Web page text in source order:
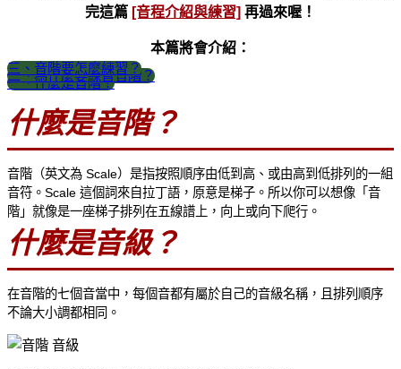
完這篇 [音程介紹與練習] 再過來喔！
本篇將會介紹：
一、什麼是音階？
二、為什麼要練習音階？
三、音階要怎麼練習？
什麼是音階？
音階（英文為 Scale）是指按照順序由低到高、或由高到低排列的一組
音符。Scale 這個詞來自拉丁語，原意是梯子。所以你可以想像「音
階」就像是一座梯子排列在五線譜上，向上或向下爬行。
什麼是音級？
在音階的七個音當中，每個音都有屬於自己的音級名稱，且排列順序
不論大小調都相同。